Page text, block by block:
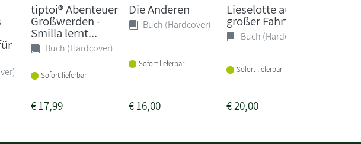
tiptoi® Abenteuer
Großwerden -
Smilla lernt...
Buch (Hardcover)
Sofort lieferbar
€17,99
Die Anderen
Buch (Hardcover)
Sofort lieferbar
€16,00
Lieselotte auf
großer Fahrt
Buch (Hardcover)
Sofort lieferbar
€20,00